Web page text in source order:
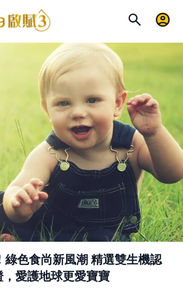
綠色食尚新風潮 精選雙生機認
，愛護地球更愛寶寶